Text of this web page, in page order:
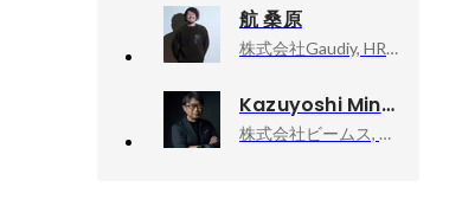
航 桑原
株式会社Gaudiy, HR/PRチーム HR Lead
Kazuyoshi Minamimagoe
株式会社ビームス, ディレクターズルーム エグゼクティブディレクター